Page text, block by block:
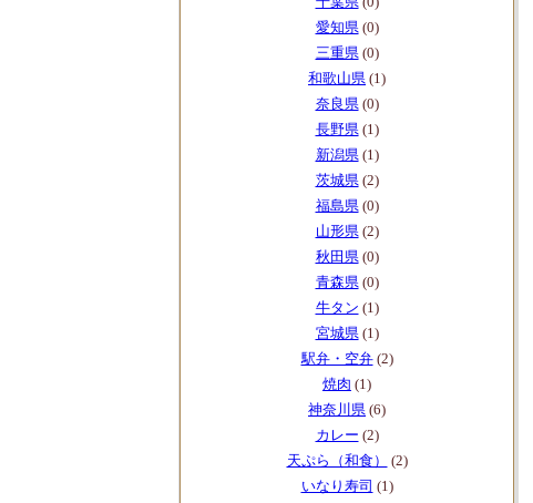
愛知県(0)
三重県(0)
和歌山県 (1)
奈良県(0)
長野県(1)
新潟県(1)
茨城県(2)
福島県(0)
山形県(2)
秋田県(0)
青森県(0)
牛タン (1)
宮城県(1)
駅弁・空弁(2)
焼肉 (1)
神奈川県 (6)
カレー (2)
天ぷら（和食）
(2)
いなり寿司 (1)